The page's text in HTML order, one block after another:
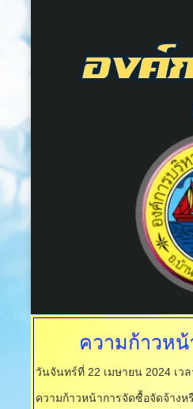
ความก้าวห
วันจันทร์ที่ 22 เมษายน 2024 เวล
ความก้าวหน้าการจัดซื้อจัดจ้าง